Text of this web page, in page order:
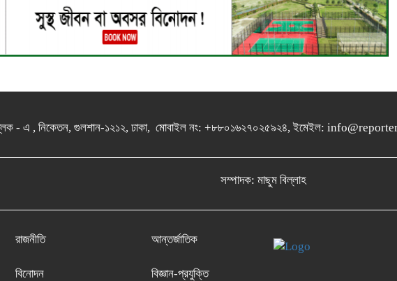
- এ , নিকেতন, গুলশান-১২১২, ঢাকা, মোবাইল নং: +৮৮০১৬২৭০২৫৯২৪, ইমেইল:
সম্পাদক: মাছুম বিল্লাহ
রাজনীতি আন্তর্জাতিক
বিনোদন বিজ্ঞান-প্রযুক্তি